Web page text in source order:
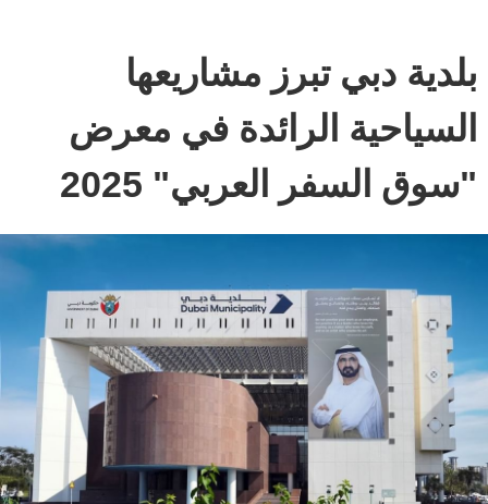
بلدية دبي تبرز مشاريعها
السياحية الرائدة في معرض
"سوق السفر العربي" 2025